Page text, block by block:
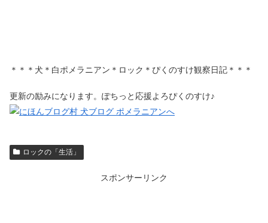
＊＊＊犬＊白ポメラニアン＊ロック＊ぴくのすけ観察日記＊＊＊
更新の励みになります。ぽちっと応援よろぴくのすけ♪
ロックの「生活」
スポンサーリンク